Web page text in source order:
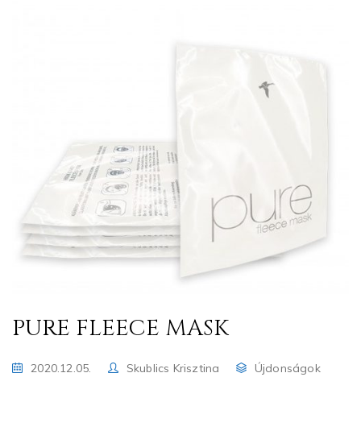
PURE FLEECE MASK
2020.12.05. Skublics Krisztina Újdonságok